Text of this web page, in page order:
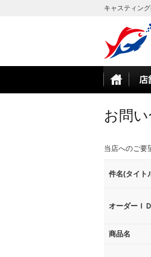
キャスティン
お問
当店へのご要
件名(タイト
オーダーＩＤ
商品名